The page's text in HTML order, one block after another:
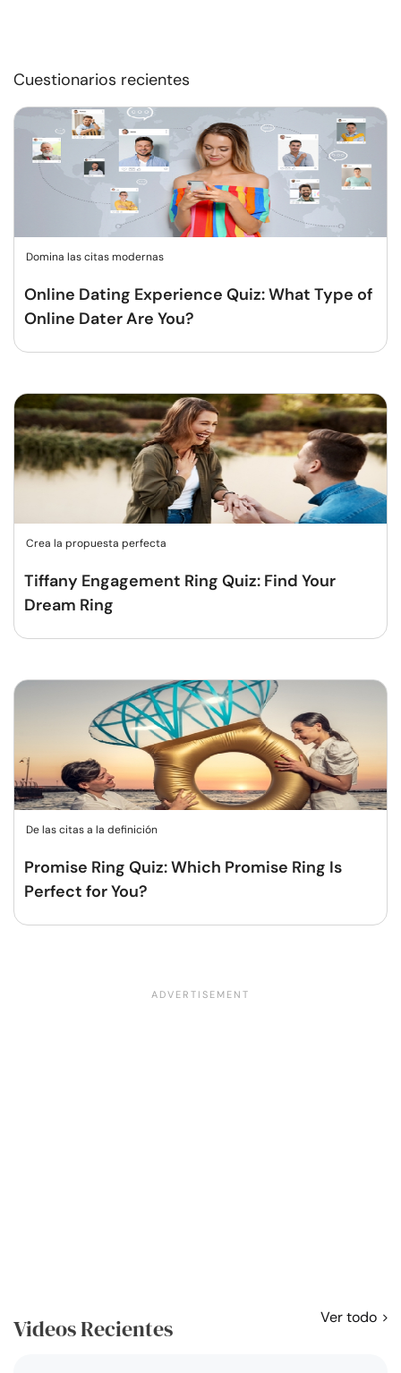
Cuestionarios recientes
Domina las citas modernas
Online Dating Experience Quiz: What Type of
Online Dater Are You?
Crea la propuesta perfecta
Tiffany Engagement Ring Quiz: Find Your
Dream Ring
De las citas a la definición
Promise Ring Quiz: Which Promise Ring Is
Perfect for You?
Videos Recientes Ver todo